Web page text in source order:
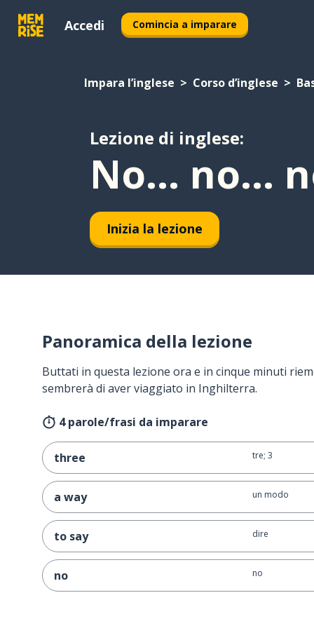
Accedi Comincia a imparare
Impara l’inglese Corso d’inglese
Lezione di inglese:
No... no...
Inizia la lezione
Panoramica della lezione
Buttati in questa lezione ora e in cinque minuti
sembrerà di aver viaggiato in Inghilterra.
4 parole/frasi da imparare
three tre; 3
a way un modo
to say dire
no no